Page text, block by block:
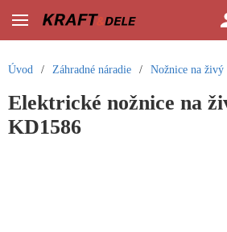
Úvod / Záhradné náradie / Nožnice na živý
Elektrické nožnice na
KD1586